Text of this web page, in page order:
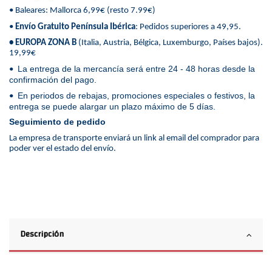
• Baleares: Mallorca 6,99€ (resto 7.99€)
• Envío Gratuito Península Ibérica: Pedidos superiores a 49,95.
• EUROPA ZONA B (Italia, Austria, Bélgica, Luxemburgo, Países bajos).
19,99€
• La entrega de la mercancía será entre 24 - 48 horas desde la
confirmación del pago.
• En periodos de rebajas, promociones especiales o festivos, la
entrega se puede alargar un plazo máximo de 5 días.
Seguimiento de pedido
La empresa de transporte enviará un link al email del comprador para
poder ver el estado del envío.
Descripción